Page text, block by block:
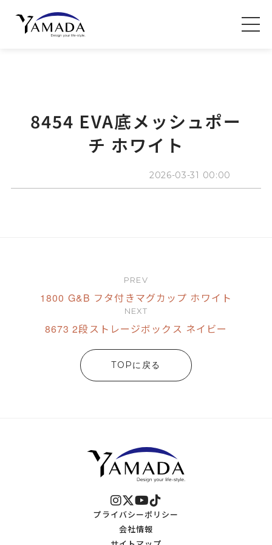
8454 EVA底メッシュポー
チ ホワイト
2026-03-31 00:00
PREV
1800 G&B フタ付きマグカップ ホワイト
NEXT
8673 2段ストレージボックス ネイビー
TOPに戻る
プライバシーポリシー
会社情報